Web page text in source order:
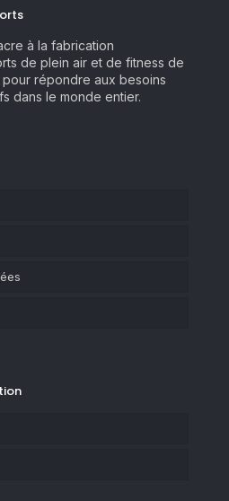
à la fabrication
de plein air et de fitness de
répondre aux besoins
dans le monde entier.